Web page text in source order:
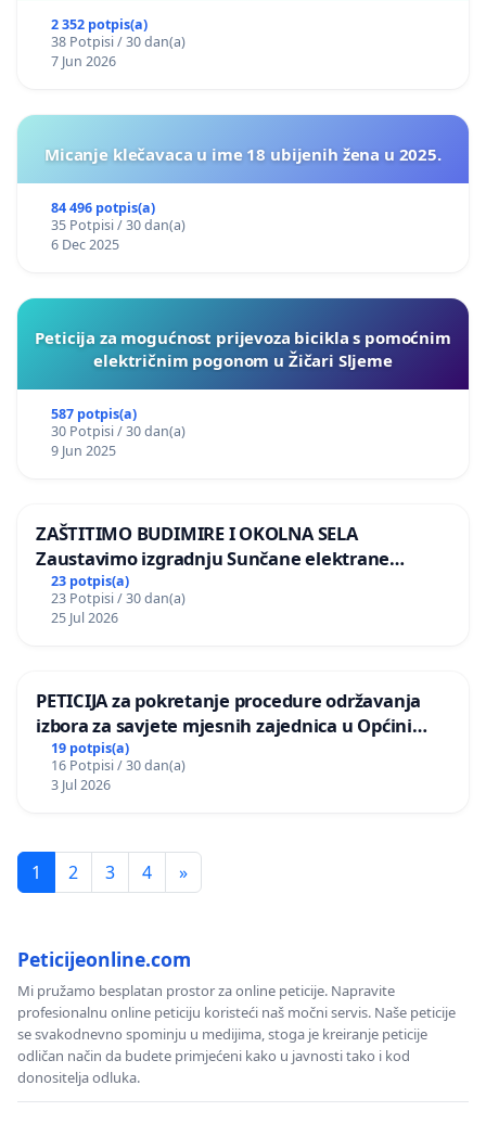
2 352 potpis(a)
38 Potpisi / 30 dan(a)
7 Jun 2026
Micanje klečavaca u ime 18 ubijenih žena u 2025.
84 496 potpis(a)
35 Potpisi / 30 dan(a)
6 Dec 2025
Peticija za mogućnost prijevoza bicikla s pomoćnim
električnim pogonom u Žičari Sljeme
587 potpis(a)
30 Potpisi / 30 dan(a)
9 Jun 2025
ZAŠTITIMO BUDIMIRE I OKOLNA SELA
Zaustavimo izgradnju Sunčane elektrane
Vedrine na području Ugljana
23 potpis(a)
23 Potpisi / 30 dan(a)
25 Jul 2026
PETICIJA za pokretanje procedure održavanja
izbora za savjete mjesnih zajednica u Općini
Bugojno
19 potpis(a)
16 Potpisi / 30 dan(a)
3 Jul 2026
1 2 3 4 »
Peticijeonline.com
Mi pružamo besplatan prostor za online peticije. Napravite
profesionalnu online peticiju koristeći naš močni servis. Naše peticije
se svakodnevno spominju u medijima, stoga je kreiranje peticije
odličan način da budete primjećeni kako u javnosti tako i kod
donositelja odluka.